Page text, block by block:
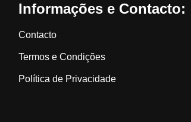
Informações e Contacto:
Contacto
Termos e Condições
Política de Privacidade